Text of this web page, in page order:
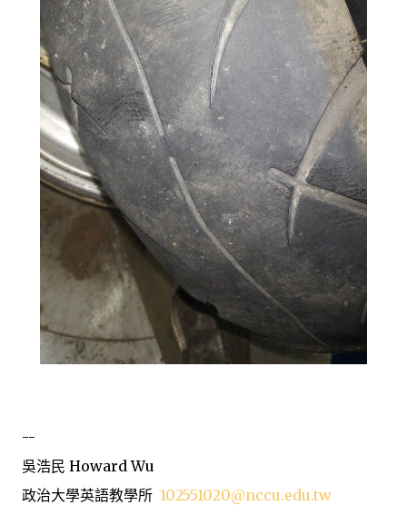
--
吳浩民 Howard Wu
政治大學英語教學所 102551020@nccu.edu.tw